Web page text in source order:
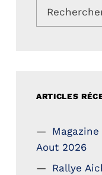
ARTICLES
Aout 2026
Rallye